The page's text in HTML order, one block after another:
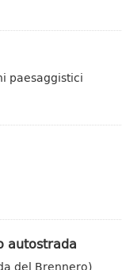
paesaggistici
autostrada
del Brennero)